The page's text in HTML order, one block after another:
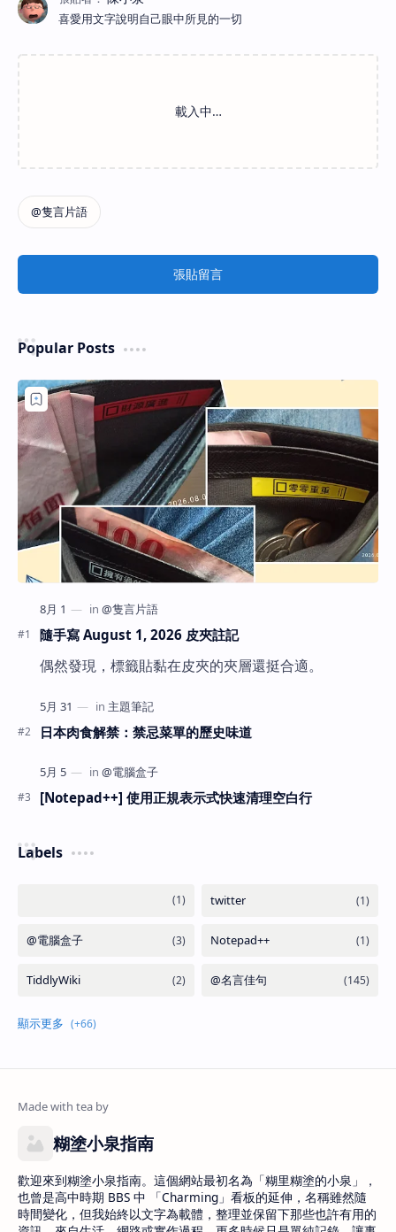
喜愛用文字說明自己眼中所見的一切
張貼留言
Popular Posts
隨手寫 August 1, 2026 皮夾註記
偶然發現，標籤貼黏在皮夾的夾層還挺合適。
日本肉食解禁：禁忌菜單的歷史味道
[Notepad++] 使用正規表示式快速清理空白行
Labels
糊塗小泉指南
歡迎來到糊塗小泉指南。這個網站最初名為「糊里糊塗的小泉」，
也曾是高中時期 BBS 中 「Charming」看板的延伸，名稱雖然隨
時間變化，但我始終以文字為載體，整理並保留下那些也許有用的